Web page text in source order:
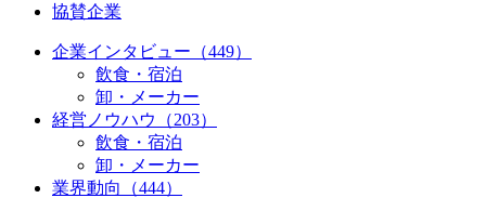
協賛企業
企業インタビュー（449）
飲食・宿泊
卸・メーカー
経営ノウハウ（203）
飲食・宿泊
卸・メーカー
業界動向（444）